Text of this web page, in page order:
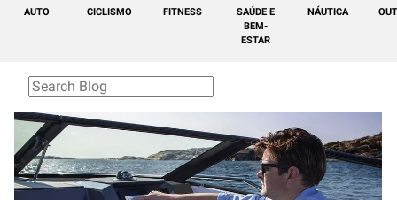
AUTO CICLISMO FITNESS
SAÚDE E
BEM-
ESTAR
NÁUTICA